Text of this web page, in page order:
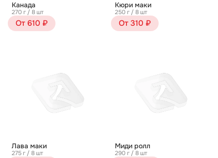
Канада
270 г / 8 шт
От 610 ₽
Кюри маки
250 г / 8 шт
От 310 ₽
Лава маки
275 г / 8 шт
Миди ролл
290 г / 8 шт